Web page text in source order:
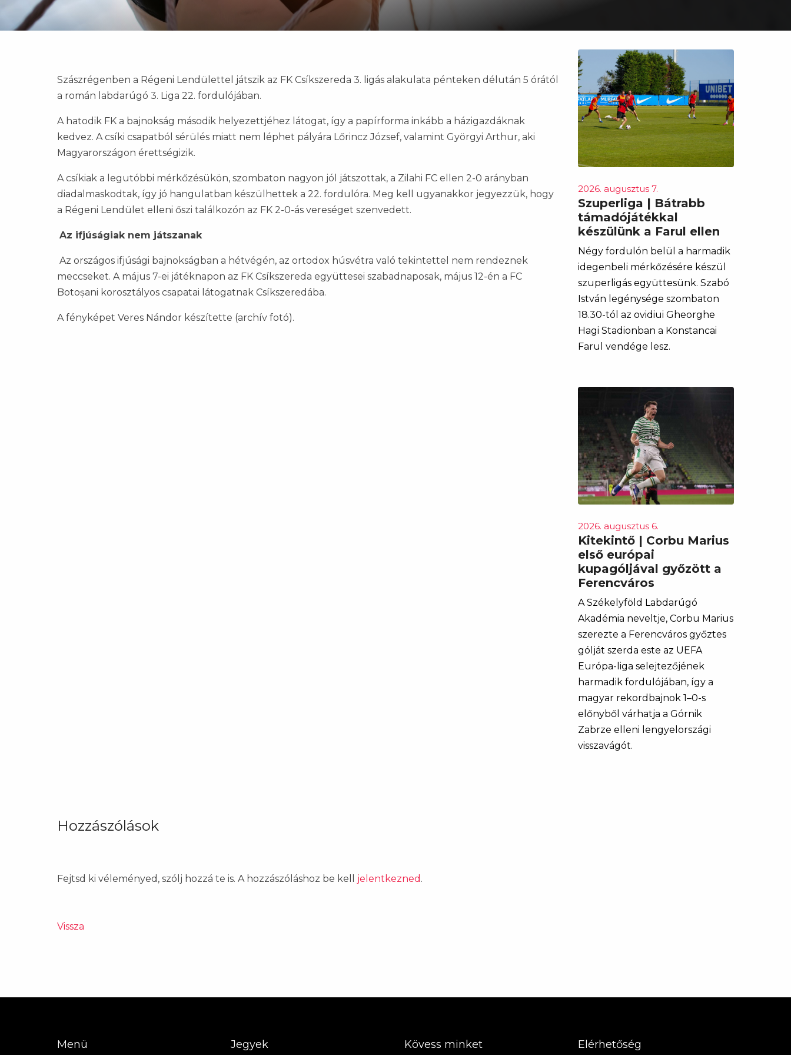
Szászrégenben a Régeni Lendülettel játszik az FK Csíkszereda 3. ligás alakulata pénteken délután 5 órától
a román labdarúgó 3. Liga 22. fordulójában.
A hatodik FK a bajnokság második helyezettjéhez látogat, így a papírforma inkább a házigazdáknak
kedvez. A csíki csapatból sérülés miatt nem léphet pályára Lőrincz József, valamint Györgyi Arthur, aki
Magyarországon érettségizik.
A csíkiak a legutóbbi mérkőzésükön, szombaton nagyon jól játszottak, a Zilahi FC ellen 2-0 arányban
diadalmaskodtak, így jó hangulatban készülhettek a 22. fordulóra. Meg kell ugyanakkor jegyezzük, hogy
a Régeni Lendület elleni őszi találkozón az FK 2-0-ás vereséget szenvedett.
Az ifjúságiak nem játszanak
Az országos ifjúsági bajnokságban a hétvégén, az ortodox húsvétra való tekintettel nem rendeznek
meccseket. A május 7-ei játéknapon az FK Csíkszereda együttesei szabadnaposak, május 12-én a FC
Botoșani korosztályos csapatai látogatnak Csíkszeredába.
A fényképet Veres Nándor készítette (archív fotó).
2026. augusztus 7.
Szuperliga | Bátrabb
támadójátékkal
készülünk a Farul ellen
Négy fordulón belül a harmadik
idegenbeli mérkőzésére készül
szuperligás együttesünk. Szabó
István legénysége szombaton
18.30-tól az ovidiui Gheorghe
Hagi Stadionban a Konstancai
Farul vendége lesz.
2026. augusztus 6.
Kitekintő | Corbu Marius
első európai
kupagóljával győzött a
Ferencváros
A Székelyföld Labdarúgó
Akadémia neveltje, Corbu Marius
szerezte a Ferencváros győztes
gólját szerda este az UEFA
Európa-liga selejtezőjének
harmadik fordulójában, így a
magyar rekordbajnok 1–0-s
előnyből várhatja a Górnik
Zabrze elleni lengyelországi
visszavágót.
Hozzászólások
Fejtsd ki véleményed, szólj hozzá te is. A hozzászóláshoz be kell jelentkezned .
Vissza
Menü Jegyek Kövess minket Elérhetőség